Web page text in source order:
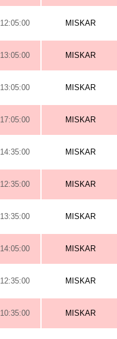
12:05:00 MISKAR
13:05:00 MISKAR
13:05:00 MISKAR
17:05:00 MISKAR
14:35:00 MISKAR
12:35:00 MISKAR
13:35:00 MISKAR
14:05:00 MISKAR
12:35:00 MISKAR
10:35:00 MISKAR